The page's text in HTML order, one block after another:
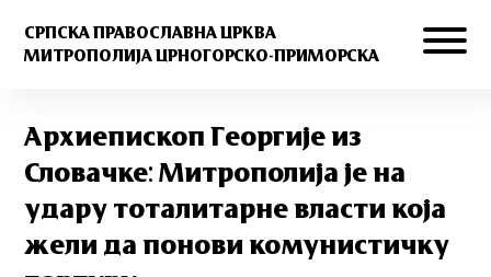
СРПСКА ПРАВОСЛАВНА ЦРКВА
МИТРОПОЛИЈА ЦРНОГОРСКО-ПРИМОРСКА
Архиепископ Георгије из
Словачке: Митрополија је на
удару тоталитарне власти која
жели да понови комунистичку